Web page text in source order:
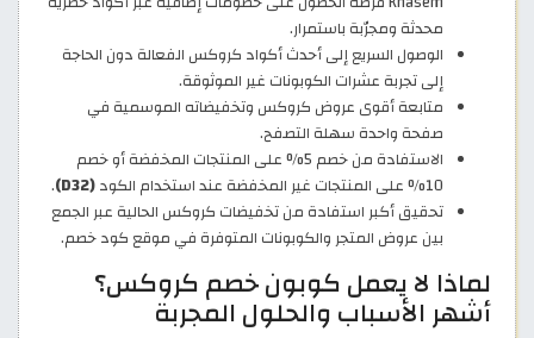
محدثة ومجرّبة باستمرار.
الوصول السريع إلى أحدث أكواد كروكس الفعالة دون الحاجة
إلى تجربة عشرات الكوبونات غير الموثوقة.
متابعة أقوى عروض كروكس وتخفيضاته الموسمية في
صفحة واحدة سهلة التصفح.
الاستفادة من خصم 5% على المنتجات المخفضة أو خصم
10% على المنتجات غير المخفضة عند استخدام الكود
(D32)
.
تحقيق أكبر استفادة من تخفيضات كروكس الحالية عبر الجمع
بين عروض المتجر والكوبونات المتوفرة في موقع كود خصم.
لماذا لا يعمل كوبون خصم كروكس؟
أشهر الأسباب والحلول المجربة